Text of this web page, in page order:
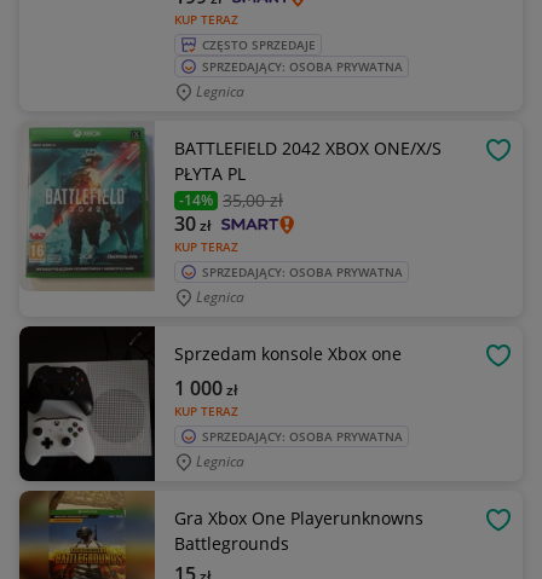
KUP TERAZ
CZĘSTO SPRZEDAJE
SPRZEDAJĄCY: OSOBA PRYWATNA
Legnica
BATTLEFIELD 2042 XBOX ONE/X/S
PŁYTA PL
-14% 35,00 zł
KUP TERAZ
30zł
SPRZEDAJĄCY: OSOBA PRYWATNA
Legnica
Sprzedam konsole Xbox one
KUP TERAZ
1 000zł
SPRZEDAJĄCY: OSOBA PRYWATNA
Legnica
Gra Xbox One Playerunknowns
Battlegrounds